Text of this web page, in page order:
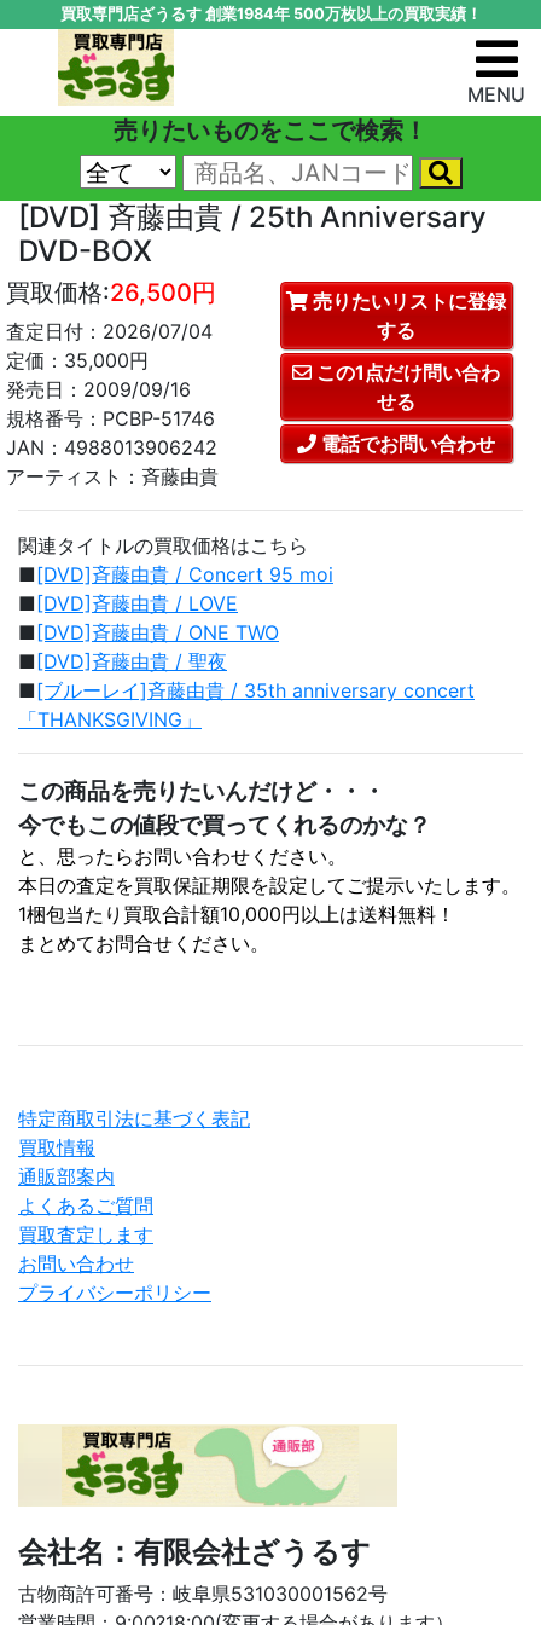
買取専門店ざうるす 創業1984年 500万枚以上の買取実績！
MENU
売りたいものをここで検索！
[DVD] 斉藤由貴 / 25th Anniversary
DVD-BOX
買取価格:26,500円
査定日付：2026/07/04
定価：35,000円
発売日：2009/09/16
規格番号：PCBP-51746
JAN：4988013906242
アーティスト：斉藤由貴
売りたいリストに登録
する
この1点だけ問い合わ
せる
電話でお問い合わせ
関連タイトルの買取価格はこちら
■[DVD]斉藤由貴 / Concert 95 moi
■ [DVD]斉藤由貴 / LOVE
■ [DVD]斉藤由貴 / ONE TWO
■ [DVD]斉藤由貴 / 聖夜
■[ブルーレイ]斉藤由貴 / 35th anniversary concert
「THANKSGIVING」
この商品を売りたいんだけど・・・
今でもこの値段で買ってくれるのかな？
と、思ったらお問い合わせください。
本日の査定を買取保証期限を設定してご提示いたします。
1梱包当たり買取合計額10,000円以上は送料無料！
まとめてお問合せください。
特定商取引法に基づく表記
買取情報
通販部案内
よくあるご質問
買取査定します
お問い合わせ
プライバシーポリシー
会社名：有限会社ざうるす
古物商許可番号：岐阜県531030001562号